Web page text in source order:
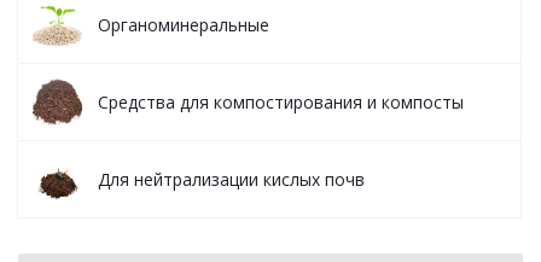
Органоминеральные
Средства для компостирования и компосты
Для нейтрализации кислых почв